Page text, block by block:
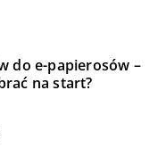
do e-papierosów –
na start?